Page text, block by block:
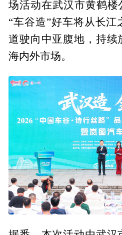
场活动在武汉市黄鹤楼
“车谷造”好车将从长江
道驶向中亚腹地，持续
海内外市场。